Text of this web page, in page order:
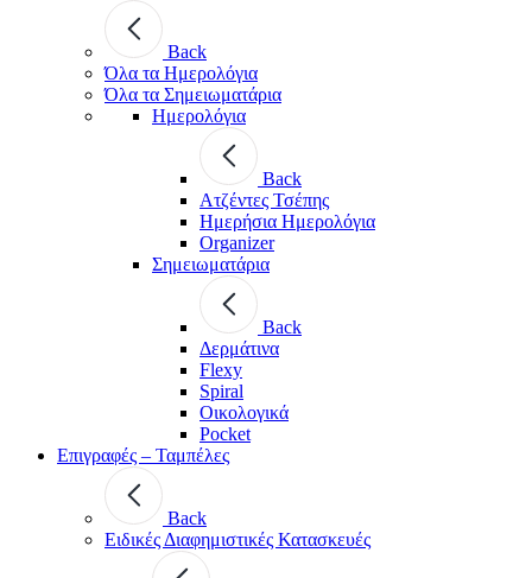
Back
Όλα τα Ημερολόγια
Όλα τα Σημειωματάρια
Ημερολόγια
Back
Ατζέντες Τσέπης
Ημερήσια Ημερολόγια
Organizer
Σημειωματάρια
Back
Δερμάτινα
Flexy
Spiral
Οικολογικά
Pocket
Επιγραφές – Ταμπέλες
Back
Ειδικές Διαφημιστικές Κατασκευές